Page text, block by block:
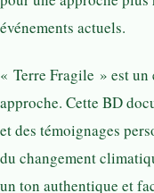
événements actuels.
« Terre Fragile » est un
approche. Cette BD
et des témoignages
du changement
un ton authentique et